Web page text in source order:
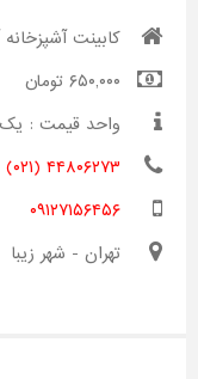
کابینت آشپزخانه
۶۵۰,۰۰۰ تومان
واحد قیمت : یک
۴۴۸۰۶۲۷۳ (۰۲۱)
۰۹۱۲۷۱۵۶۴۵۶
تهران - شهر زیبا